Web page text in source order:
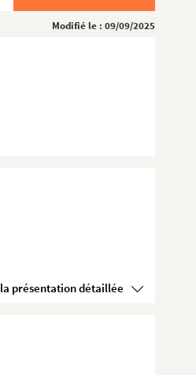
Modifié le : 09/09/2025
Voir la présentation détaillée